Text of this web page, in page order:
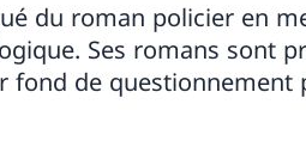
du roman policier en
Ses romans sont
fond de questionnement